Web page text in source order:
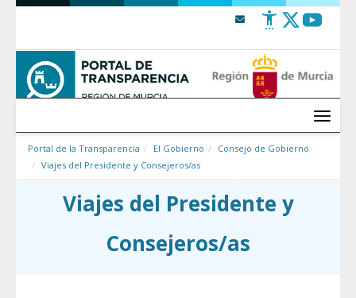
Saltar al contenido
Menú
Portal de la Transparencia El Gobierno
Consejo de Gobierno
Viajes del Presidente y Consejeros/as
Viajes del Presidente y
Consejeros/as